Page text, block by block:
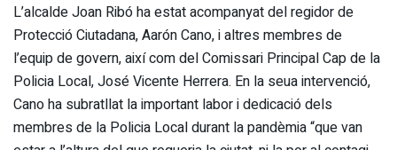
L’alcalde Joan Ribó ha estat acompanyat del regidor de
Protecció Ciutadana, Aarón Cano, i altres membres de
l’equip de govern, així com del Comissari Principal Cap de la
Policia Local, José Vicente Herrera. En la seua intervenció,
Cano ha subratllat la important labor i dedicació dels
membres de la Policia Local durant la pandèmia “que van